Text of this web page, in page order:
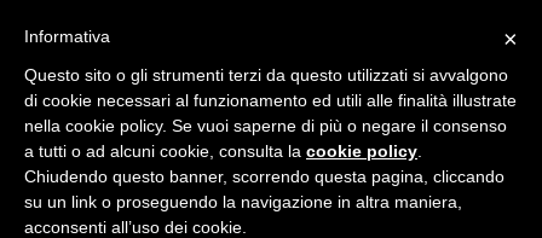
×
Informativa
Questo sito o gli strumenti terzi da questo utilizzati si avvalgono
di cookie necessari al funzionamento ed utili alle finalità illustrate
nella cookie policy. Se vuoi saperne di più o negare il consenso
a tutti o ad alcuni cookie, consulta la cookie policy
Chiudendo questo banner, scorrendo questa pagina, cliccando
su un link o proseguendo la navigazione in altra maniera,
acconsenti all’uso dei cookie.